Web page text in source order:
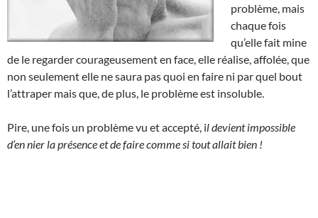
problème, mais
chaque fois
qu’elle fait mine
de le regarder courageusement en face, elle réalise, affolée, que
non seulement elle ne saura pas quoi en faire ni par quel bout
l’attraper mais que, de plus, le problème est insoluble.
Pire, une fois un problème vu et accepté, il devient impossible
d’en nier la présence et de faire comme si tout allait bien !